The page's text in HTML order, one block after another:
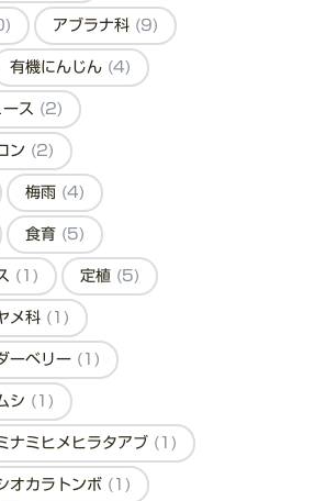
アブラナ科 (9)
有機にんじん (4)
ース (2)
ン (2)
梅雨 (4)
食育 (5)
(1) 定植 (5)
メ科 (1)
ーベリー (1)
シ (1)
ナミヒメヒラタアブ (1)
オカラトンボ (1)